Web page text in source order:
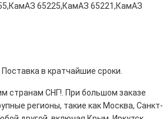
65225,КамАЗ 65221,КамАЗ
в кратчайшие сроки.
странам СНГ!. При большом заказе
регионы, такие как Москва, Санкт-